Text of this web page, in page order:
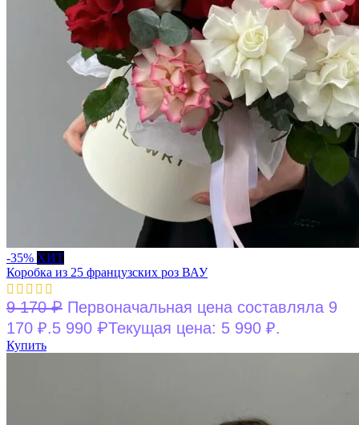
-35% ХИТ
Коробка из 25 французских роз ВАУ
9 170₽ Первоначальная цена составляла 9
170 ₽.5 990 ₽Текущая цена: 5 990 ₽.
Купить